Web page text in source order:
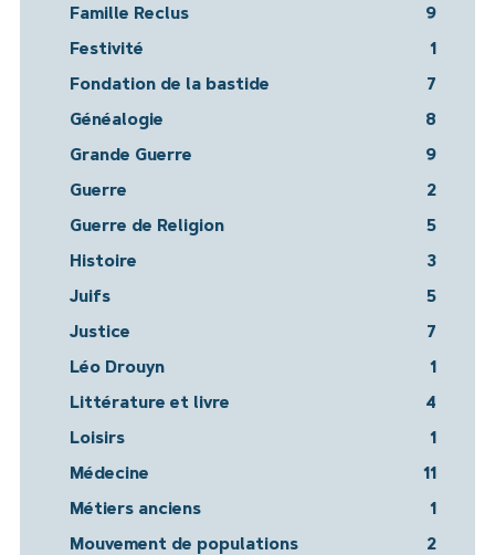
Famille Reclus 9
Festivité 1
Fondation de la bastide 7
Généalogie 8
Grande Guerre 9
Guerre 2
Guerre de Religion 5
Histoire 3
Juifs 5
Justice 7
Léo Drouyn 1
Littérature et livre 4
Loisirs 1
Médecine 11
Métiers anciens 1
Mouvement de populations 2